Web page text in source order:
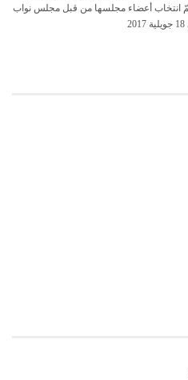
انتخاب أعضاء مجلسها من قبل مجلس نواب